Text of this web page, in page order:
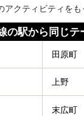
アクティビティをも
の駅から同じテ
田原町
上野
末広町